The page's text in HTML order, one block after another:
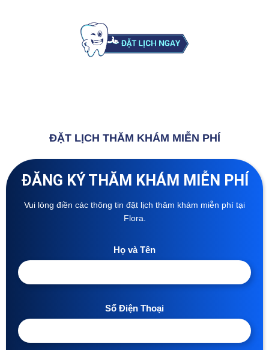
ĐẶT LỊCH THĂM KHÁM MIỄN PHÍ
ĐĂNG KÝ THĂM KHÁM MIỄN PHÍ
Vui lòng điền các thông tin đặt lịch thăm khám miễn phí tại
Flora.
Họ và Tên
Số Điện Thoại